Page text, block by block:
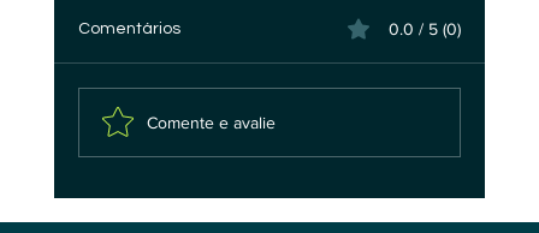
Comentários 0.0 / 5 (0)
Comente e avalie